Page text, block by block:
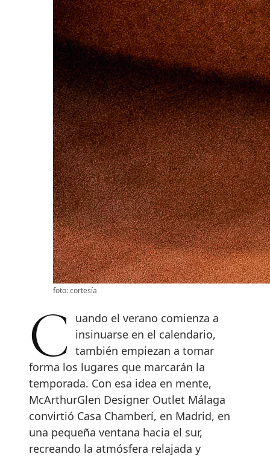
foto: cortesía
Cuando el verano comienza a
insinuarse en el calendario,
también empiezan a tomar
forma los lugares que marcarán la
temporada. Con esa idea en mente,
McArthurGlen Designer Outlet Málaga
convirtió Casa Chamberí, en Madrid, en
una pequeña ventana hacia el sur,
recreando la atmósfera relajada y